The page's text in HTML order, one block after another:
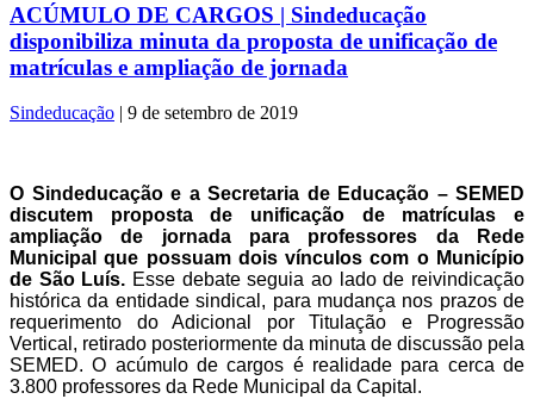
ACÚMULO DE CARGOS | Sindeducação
disponibiliza minuta da proposta de unificação de
matrículas e ampliação de jornada
Sindeducação | 9 de setembro de 2019
O Sindeducação e a Secretaria de Educação – SEMED
discutem proposta de unificação de matrículas e
ampliação de jornada para professores da Rede
Municipal que possuam dois vínculos com o Município
de São Luís. Esse debate seguia ao lado de reivindicação
histórica da entidade sindical, para mudança nos prazos de
requerimento do Adicional por Titulação e Progressão
Vertical, retirado posteriormente da minuta de discussão pela
SEMED.O acúmulo de cargos é realidade para cerca de
3.800 professores da Rede Municipal da Capital.